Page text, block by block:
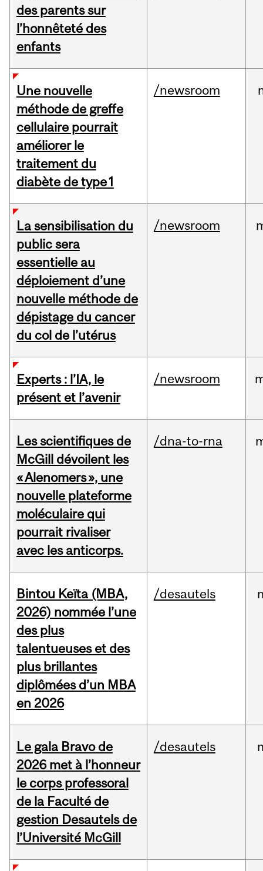
des parents sur
l’honnêteté des
enfants
Une nouvelle
méthode de greffe
cellulaire pourrait
améliorer le
traitement du
diabète de type 1
/newsroom
La sensibilisation du
public sera
essentielle au
déploiement d’une
nouvelle méthode de
dépistage du cancer
du col de l’utérus
/newsroom
Experts : l’IA, le
présent et l’avenir
/newsroom
Les scientifiques de
McGill dévoilent les
« Alenomers », une
nouvelle plateforme
moléculaire qui
pourrait rivaliser
avec les anticorps.
/dna-to-rna
Bintou Keïta (MBA,
2026) nommée l’une
des plus
talentueuses et des
plus brillantes
diplômées d’un MBA
en 2026
/desautels
Le gala Bravo de
2026 met à l’honneur
le corps professoral
de la Faculté de
gestion Desautels de
l’Université McGill
/desautels